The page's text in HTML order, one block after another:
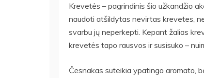
Krevetės – pagrindinis šio užkandžio
naudoti atšildytas nevirtas krevetes,
svarbu jų neperkepti. Kepant žalias
krevetės tapo rausvos ir susisuko –
Česnakas suteikia ypatingo aromato,